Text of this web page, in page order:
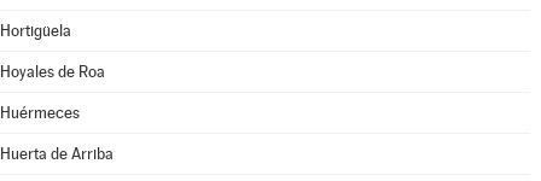
Hortigüela
Hoyales de Roa
Huérmeces
Huerta de Arriba